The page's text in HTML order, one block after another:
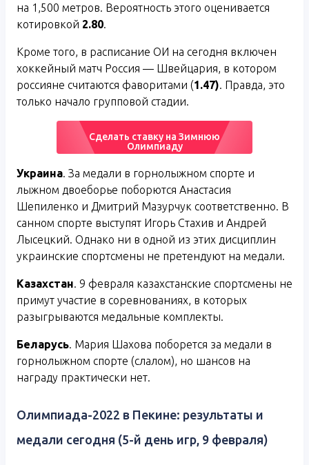
на 1,500 метров. Вероятность этого оценивается
котировкой 2.80.
Кроме того, в расписание ОИ на сегодня включен
хоккейный матч Россия — Швейцария, в котором
россияне считаются фаворитами (1.47). Правда, это
только начало групповой стадии.
Сделать ставку на Зимнюю
Олимпиаду
Украина. За медали в горнолыжном спорте и
лыжном двоеборье поборются Анастасия
Шепиленко и Дмитрий Мазурчук соответственно. В
санном спорте выступят Игорь Стахив и Андрей
Лысецкий. Однако ни в одной из этих дисциплин
украинские спортсмены не претендуют на медали.
Казахстан. 9 февраля казахстанские спортсмены не
примут участие в соревнованиях, в которых
разыгрываются медальные комплекты.
Беларусь. Мария Шахова поборется за медали в
горнолыжном спорте (слалом), но шансов на
награду практически нет.
Олимпиада-2022 в Пекине: результаты и
медали сегодня (5-й день игр, 9 февраля)